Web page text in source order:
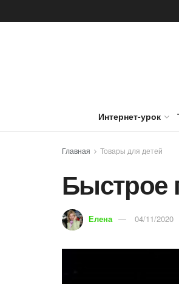
Интернет-урок
Главная Товары для детей
Быстрое
Елена 04/11/2020